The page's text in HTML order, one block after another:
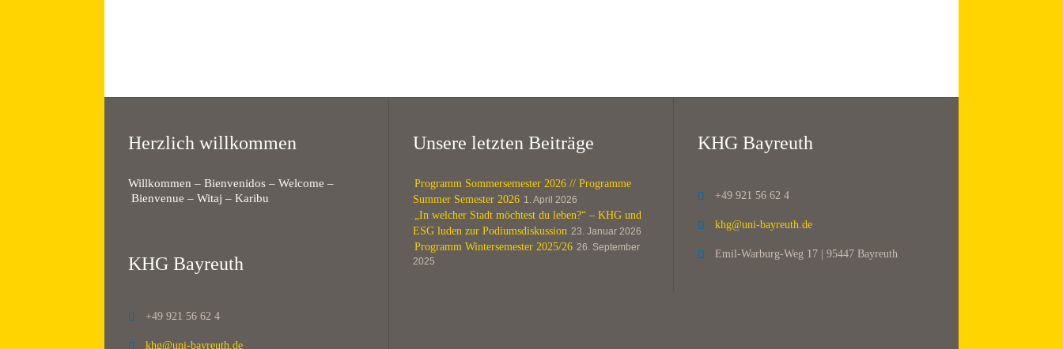
Herzlich willkommen
Willkommen – Bienvenidos – Welcome –
Bienvenue – Witaj – Karibu
KHG Bayreuth
 +49 921 56 62 4
 khg@uni-bayreuth.de
Unsere letzten Beiträge
Programm Sommersemester 2026 // Programme
Summer Semester 2026 1. April 2026
„In welcher Stadt möchtest du leben?“ – KHG und
ESG luden zur Podiumsdiskussion 23. Januar 2026
Programm Wintersemester 2025/26 26. September
2025
KHG Bayreuth
 +49 921 56 62 4
 khg@uni-bayreuth.de
 Emil-Warburg-Weg 17 | 95447 Bayreuth